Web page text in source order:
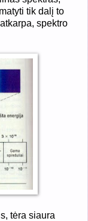
tik dalį to
spektro
tėra siaura